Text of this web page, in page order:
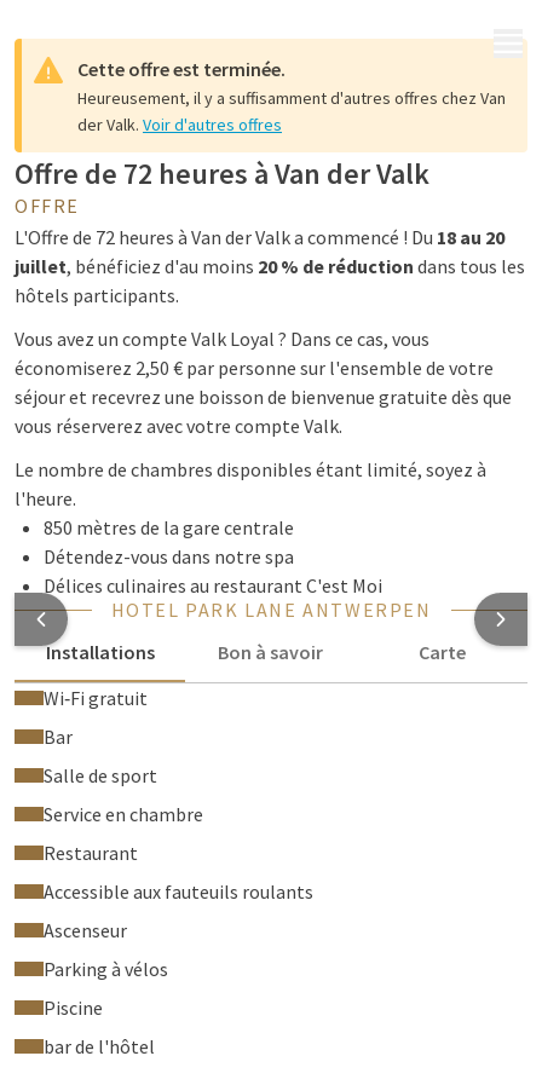
MENU
Cette offre est terminée.
Heureusement, il y a suffisamment d'autres offres chez Van
der Valk. Voir d'autres offres
Offre de 72 heures à Van der Valk
OFFRE
L'Offre de 72 heures à Van der Valk a commencé ! Du 18 au 20
juillet, bénéficiez d'au moins 20 % de réduction dans tous les
hôtels participants.
Vous avez un compte Valk Loyal ? Dans ce cas, vous
économiserez 2,50 € par personne sur l'ensemble de votre
séjour et recevrez une boisson de bienvenue gratuite dès que
vous réserverez avec votre compte Valk.
Le nombre de chambres disponibles étant limité, soyez à
l'heure.
850 mètres de la gare centrale
Détendez-vous dans notre spa
Délices culinaires au restaurant C'est Moi
HOTEL PARK LANE ANTWERPEN
Installations
Bon à savoir
Carte
Wi‑Fi gratuit
Bar
Salle de sport
Service en chambre
Restaurant
Accessible aux fauteuils roulants
Ascenseur
Parking à vélos
Piscine
bar de l'hôtel